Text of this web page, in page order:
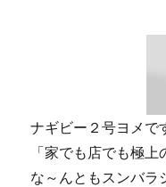
ナギビー２号ヨメで
「家でも店でも極
な～んともスンバラ